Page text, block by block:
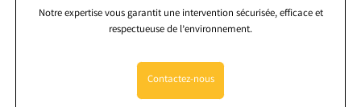
Notre expertise vous garantit une intervention sécurisée, efficace et
respectueuse de l’environnement.
Contactez-nous